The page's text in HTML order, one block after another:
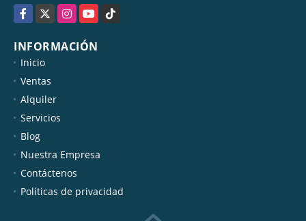
Facebook
X InstagramYouTubeTikTok
INFORMACIÓN
Inicio
Ventas
Alquiler
Servicios
Blog
Nuestra Empresa
Contáctenos
Políticas de privacidad